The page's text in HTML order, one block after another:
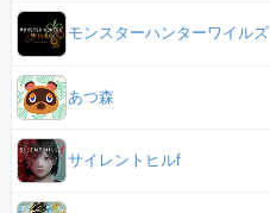
モンスターハンターワイルズ
あつ森
サイレントヒルf